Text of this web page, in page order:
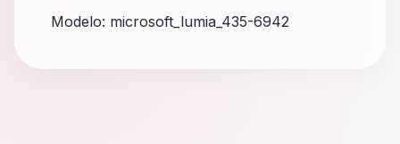
Modelo: microsoft_lumia_435-6942